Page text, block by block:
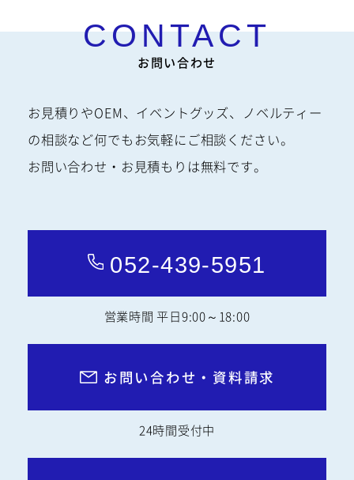
お問い合わせ
お見積りやOEM、イベントグッズ、ノベルティー
の相談など何でもお気軽にご相談ください。
お問い合わせ・お見積もりは無料です。
052-439-5951
営業時間 平日9:00～18:00
お問い合わせ・資料請求
24時間受付中